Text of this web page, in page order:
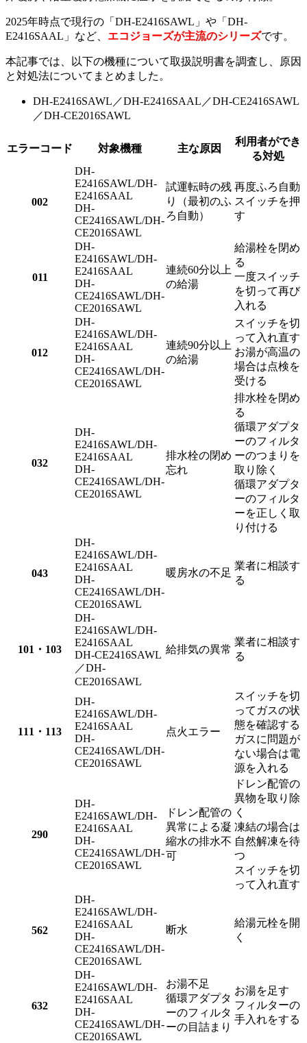
2025年時点で現行の「DH-E2416SAWL」や「DH-
E2416SAAL」など、 エコジョーズが主流のシリーズです。
本記事では、以下の機種について取扱説明書を調査し、原因
と対処法についてまとめました。
DH-E2416SAWL／DH-E2416SAAL／DH-CE2416SAWL
／DH-CE2016SAWL
エラーコード 対象機種 主な原因
利用者ができ
る対処
002
DH-
E2416SAWL/DH-
E2416SAAL
DH-
CE2416SAWL/DH-
CE2016SAWL
試運転時の残
り（最初のふ
ろ自動）
再度ふろ自動
スイッチを押
す
011
DH-
E2416SAWL/DH-
E2416SAAL
DH-
CE2416SAWL/DH-
CE2016SAWL
連続60分以上
の給湯
給湯栓を閉め
る
一度スイッチ
を切って再び
入れる
012
DH-
E2416SAWL/DH-
E2416SAAL
DH-
CE2416SAWL/DH-
CE2016SAWL
連続90分以上
の給湯
スイッチを切
って入れ直す
お湯が高温の
場合は点検を
受ける
032
DH-
E2416SAWL/DH-
E2416SAAL
DH-
CE2416SAWL/DH-
CE2016SAWL
排水栓の閉め
忘れ
排水栓を閉め
る
循環アダプタ
ーのフィルタ
ーのつまりを
取り除く
循環アダプタ
ーのフィルタ
ーを正しく取
り付ける
043
DH-
E2416SAWL/DH-
E2416SAAL
DH-
CE2416SAWL/DH-
CE2016SAWL
暖房水の不足
業者に相談す
る
101・103
DH-
E2416SAWL/DH-
E2416SAAL
DH-CE2416SAWL
／DH-
CE2016SAWL
給排気の異常
業者に相談す
る
111・113
DH-
E2416SAWL/DH-
E2416SAAL
DH-
CE2416SAWL/DH-
CE2016SAWL
点火エラー
スイッチを切
ってガスの状
態を確認する
ガスに問題が
ない場合は電
源を入れる
290
DH-
E2416SAWL/DH-
E2416SAAL
DH-
CE2416SAWL/DH-
CE2016SAWL
ドレン配管の
異常による凝
縮水の排水不
可
ドレン配管の
異物を取り除
く
凍結の場合は
自然解凍を待
つ
スイッチを切
って入れ直す
562
DH-
E2416SAWL/DH-
E2416SAAL
DH-
CE2416SAWL/DH-
CE2016SAWL
断水
給湯元栓を開
く
632
DH-
E2416SAWL/DH-
E2416SAAL
DH-
CE2416SAWL/DH-
CE2016SAWL
お湯不足
循環アダプタ
ーのフィルタ
ーの目詰まり
お湯を足す
フィルターの
手入れをする